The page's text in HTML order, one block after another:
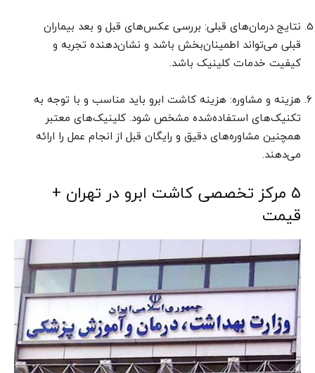
نتایج درمان‌های قبلی: بررسی عکس‌های قبل و بعد بیماران
قبلی می‌تواند اطمینان‌بخش باشد و نشان‌دهنده تجربه و
کیفیت خدمات کلینیک باشد.
هزینه و مشاوره: هزینه کاشت ابرو باید مناسب و با توجه به
تکنیک‌های استفاده‌شده مشخص شود. کلینیک‌های معتبر
همچنین مشاوره‌های دقیق و رایگان قبل از انجام عمل را ارائه
می‌دهند.
۵ مرکز تخصصی کاشت ابرو در تهران +
قیمت